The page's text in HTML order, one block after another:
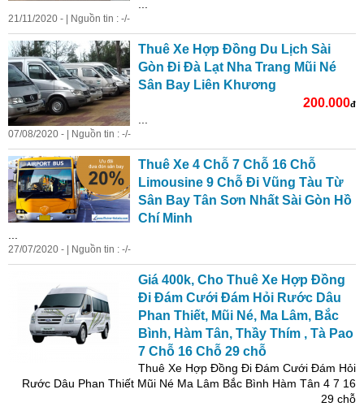
21/11/2020 - | Nguồn tin : -/-
Thuê Xe Hợp Đồng Du Lịch Sài
Gòn Đi Đà Lạt Nha Trang Mũi Né
Sân Bay Liên Khương
200.000đ
07/08/2020 - | Nguồn tin : -/-
Thuê Xe 4 Chỗ 7 Chỗ 16 Chỗ
Limousine 9 Chỗ Đi Vũng Tàu Từ
Sân Bay Tân Sơn Nhất Sài Gòn Hồ
Chí Minh
27/07/2020 - | Nguồn tin : -/-
Giá 400k, Cho Thuê Xe Hợp Đồng
Đi Đám Cưới Đám Hỏi Rước Dâu
Phan Thiết, Mũi Né, Ma Lâm, Bắc
Bình, Hàm Tân, Thầy Thím , Tà Pao
7 Chỗ 16 Chỗ 29 chỗ
Thuê Xe Hợp Đồng Đi Đám Cưới Đám Hỏi
Rước Dâu Phan Thiết Mũi Né Ma Lâm Bắc Bình Hàm Tân 4 7 16
29 chỗ